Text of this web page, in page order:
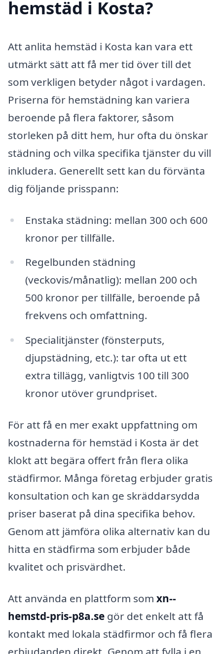
hemstäd i Kosta?
Att anlita hemstäd i Kosta kan vara ett
utmärkt sätt att få mer tid över till det
som verkligen betyder något i vardagen.
Priserna för hemstädning kan variera
beroende på flera faktorer, såsom
storleken på ditt hem, hur ofta du önskar
städning och vilka specifika tjänster du vill
inkludera. Generellt sett kan du förvänta
dig följande prisspann:
Enstaka städning: mellan 300 och 600
kronor per tillfälle.
Regelbunden städning
(veckovis/månatlig): mellan 200 och
500 kronor per tillfälle, beroende på
frekvens och omfattning.
Specialitjänster (fönsterputs,
djupstädning, etc.): tar ofta ut ett
extra tillägg, vanligtvis 100 till 300
kronor utöver grundpriset.
För att få en mer exakt uppfattning om
kostnaderna för hemstäd i Kosta är det
klokt att begära offert från flera olika
städfirmor. Många företag erbjuder gratis
konsultation och kan ge skräddarsydda
priser baserat på dina specifika behov.
Genom att jämföra olika alternativ kan du
hitta en städfirma som erbjuder både
kvalitet och prisvärdhet.
Att använda en plattform som xn--
hemstd-pris-p8a.se gör det enkelt att få
kontakt med lokala städfirmor och få flera